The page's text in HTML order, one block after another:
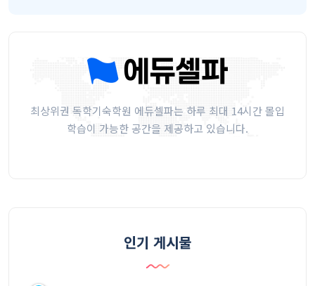
최상위권 독학기숙학원 에듀셀파는 하루 최대 14시간 몰입
학습이 가능한 공간을 제공하고 있습니다.
인기 게시물